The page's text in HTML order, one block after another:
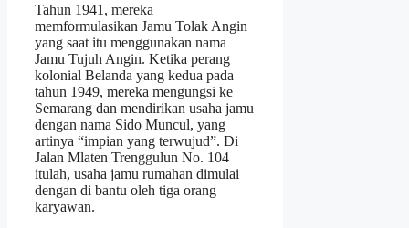
Tahun 1941, mereka
memformulasikan Jamu Tolak Angin
yang saat itu menggunakan nama
Jamu Tujuh Angin. Ketika perang
kolonial Belanda yang kedua pada
tahun 1949, mereka mengungsi ke
Semarang dan mendirikan usaha jamu
dengan nama Sido Muncul, yang
artinya “impian yang terwujud”. Di
Jalan Mlaten Trenggulun No. 104
itulah, usaha jamu rumahan dimulai
dengan di bantu oleh tiga orang
karyawan.